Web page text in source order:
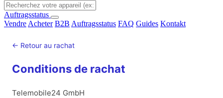
Auftragsstatus
Vendre Acheter B2B Auftragsstatus FAQ Guides Kontakt
← Retour au rachat
Conditions de rachat
Telemobile24 GmbH